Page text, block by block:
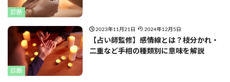
診断
診断
2023年11月21日 2024年12月5日
【占い師監修】感情線とは？枝分かれ・
二重など手相の種類別に意味を解説